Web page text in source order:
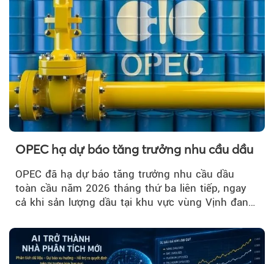
OPEC hạ dự báo tăng trưởng nhu cầu dầu
OPEC đã hạ dự báo tăng trưởng nhu cầu dầu
toàn cầu năm 2026 tháng thứ ba liên tiếp, ngay
cả khi sản lượng dầu tại khu vực vùng Vịnh đang